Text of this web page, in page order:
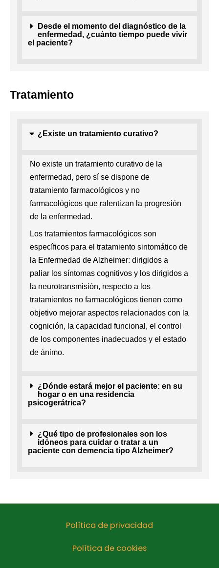
Desde el momento del diagnóstico de la
enfermedad, ¿cuánto tiempo puede vivir
el paciente?
Tratamiento
¿Existe un tratamiento curativo?
No existe un tratamiento curativo de la
enfermedad, pero sí se dispone de
tratamiento farmacológicos y no
farmacológicos que ralentizan la progresión
de la enfermedad.
Los tratamientos farmacológicos son
específicos para el tratamiento sintomático de
la Enfermedad de Alzheimer: dirigidos a
paliar los síntomas cognitivos y los dirigidos a
la neurotransmisión, respecto a los
tratamientos no farmacológicos tienen como
objetivo mejorar aspectos relacionados con la
cognición, la capacidad funcional, el control
de los componentes inadecuados y el estado
de ánimo.
¿Dónde estará mejor el paciente: en su
hogar o en una residencia
psicogerátrica?
¿Qué tipo de profesionales son los
idóneos para cuidar o tratar a un
paciente con demencia tipo Alzheimer?
Política de privacidad
Política de cookies